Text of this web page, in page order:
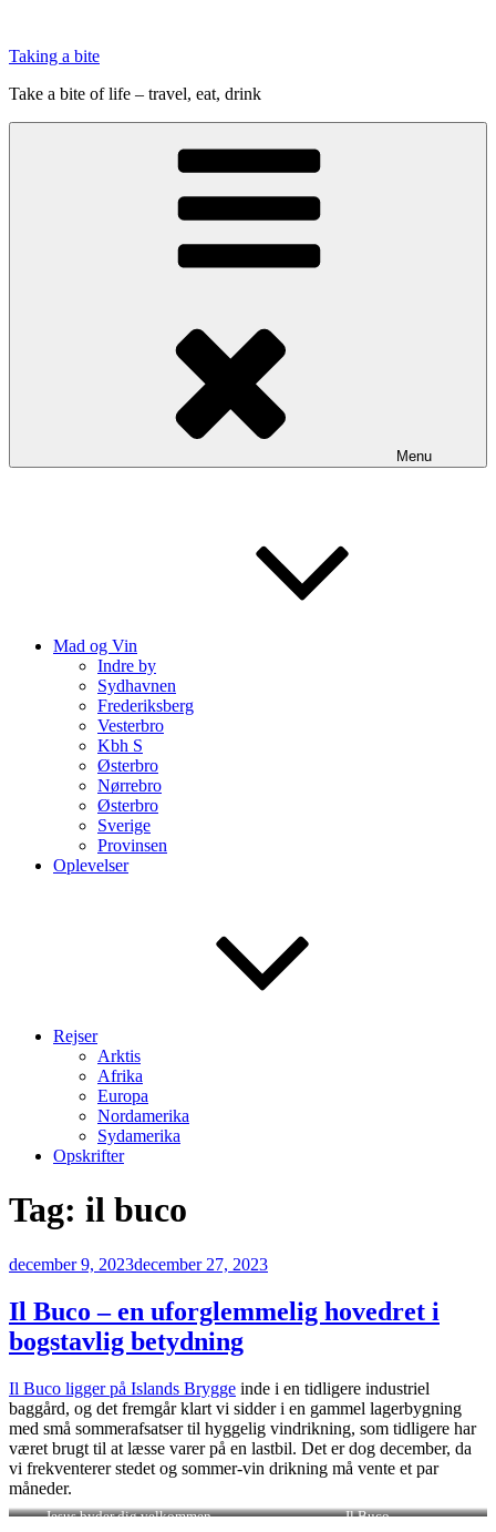
indhold
Taking a bite
Take a bite of life – travel, eat, drink
Menu
Mad og Vin
Indre by
Sydhavnen
Frederiksberg
Vesterbro
Kbh S
Østerbro
Nørrebro
Østerbro
Sverige
Provinsen
Oplevelser
Rejser
Arktis
Afrika
Europa
Nordamerika
Sydamerika
Opskrifter
Tag: il buco
Udgivet
december 9, 2023december 27, 2023
Il Buco – en uforglemmelig hovedret i
bogstavlig betydning
Il Buco ligger på Islands Brygge inde i en tidligere industriel
baggård, og det fremgår klart vi sidder i en gammel lagerbygning
med små sommerafsatser til hyggelig vindrikning, som tidligere har
været brugt til at læsse varer på en lastbil. Det er dog december, da
vi frekventerer stedet og sommer-vin drikning må vente et par
måneder.
Jesus byder dig velkommen Il Buco